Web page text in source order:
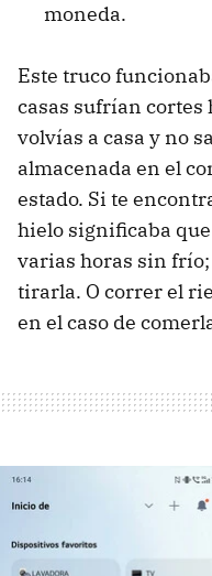
moneda.
Este truco
casas sufrían
volvías a casa y no
almacenada en el
estado. Si te
hielo significaba
varias horas sin
tirarla. O correr el
en el caso de